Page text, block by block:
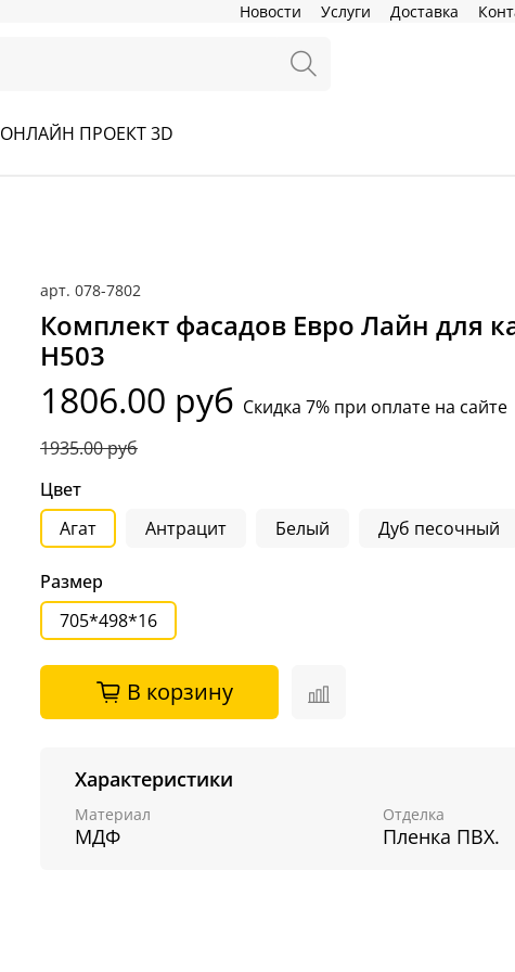
Новости Услуги Доставка
ОНЛАЙН ПРОЕКТ 3D
арт. 078-7802
Комплект фасадов Евро Лайн для
Н503
1806.00 руб Скидка 7% при оплате на сайте
1935.00 руб
Цвет
Агат
Антрацит Белый Дуб песочный
Размер
705*498*16
В корзину
Характеристики
Материал
МДФ
Отделка
Пленка ПВХ.